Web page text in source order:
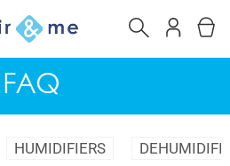
FAQ
HUMIDIFIERS